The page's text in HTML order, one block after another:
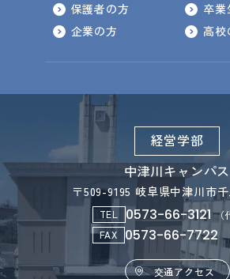
保護者の方
卒業
企業の方
高校
経営学部
中津川キャンパス
〒509-9195 岐阜県中津川市
TEL 0573-66-3121 （
FAX
0573-66-7722
交通アクセス